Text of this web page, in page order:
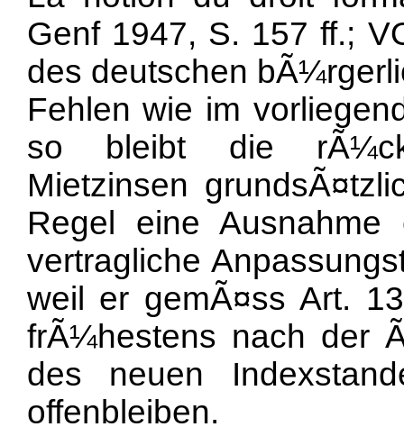
Genf 1947, S. 157 ff.;
des deutschen
Fehlen wie im
so bleibt die
Mietzinsen
Regel eine
vertragliche
weil er gemÃ¤ss Art.
frÃ¼hestens nach der
des neuen
offenbleiben.